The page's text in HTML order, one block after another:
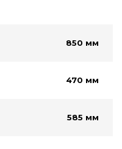
850 мм
470 мм
585 мм